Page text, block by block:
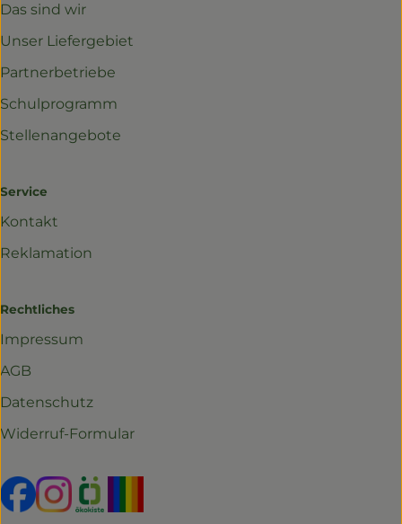
Das sind wir
Unser Liefergebiet
Partnerbetriebe
Schulprogramm
Stellenangebote
Service
Kontakt
Reklamation
Rechtliches
Impressum
AGB
Datenschutz
Widerruf-Formular
Externer Link zu https://www.facebook.com/
Externer Link zu https://